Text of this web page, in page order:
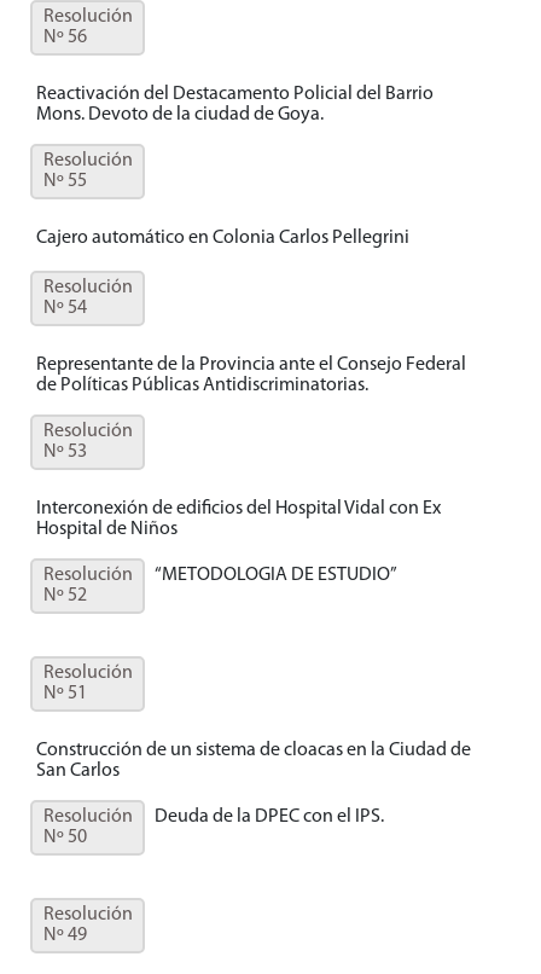
Resolución
Nº 56
Reactivación del Destacamento Policial del Barrio
Mons. Devoto de la ciudad de Goya.
Resolución
Nº 55
Cajero automático en Colonia Carlos Pellegrini
Resolución
Nº 54
Representante de la Provincia ante el Consejo Federal
de Políticas Públicas Antidiscriminatorias.
Resolución
Nº 53
Interconexión de edificios del Hospital Vidal con Ex
Hospital de Niños
Resolución
Nº 52
“METODOLOGIA DE ESTUDIO”
Resolución
Nº 51
Construcción de un sistema de cloacas en la Ciudad de
San Carlos
Resolución
Nº 50
Deuda de la DPEC con el IPS.
Resolución
Nº 49